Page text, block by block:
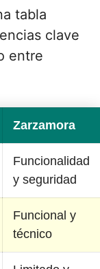
tabla
clave
entre
Zarzamora
Funcionalidad
y seguridad
Funcional y
técnico